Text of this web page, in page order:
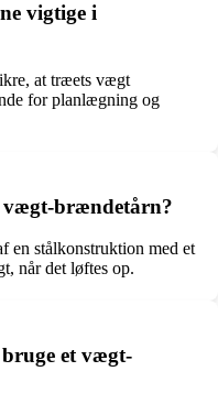
vigtige i
at træets vægt
for planlægning og
vægt-brændetårn?
en stålkonstruktion med et
når det løftes op.
et vægt-